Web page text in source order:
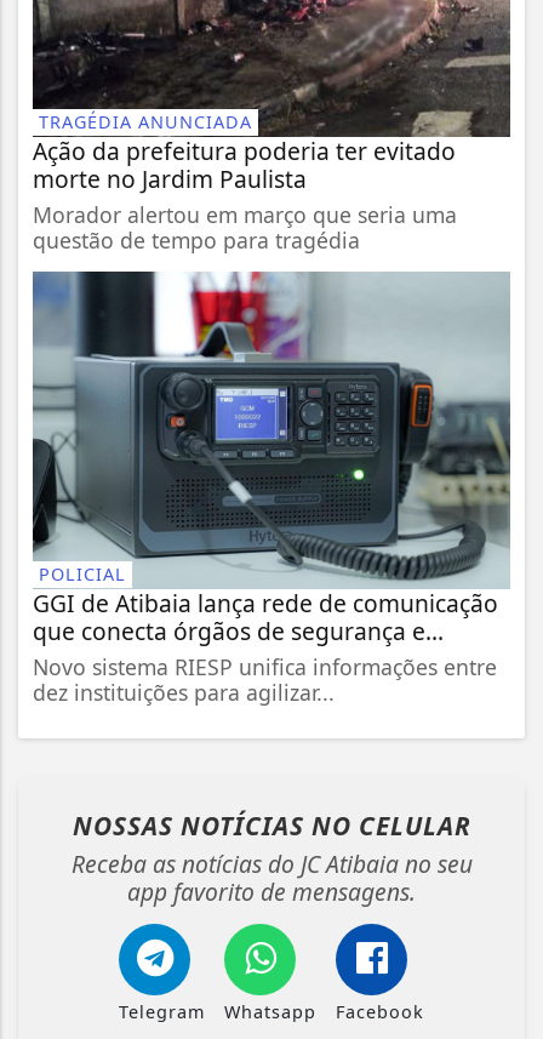
TRAGÉDIA ANUNCIADA
Ação da prefeitura poderia ter evitado
morte no Jardim Paulista
Morador alertou em março que seria uma
questão de tempo para tragédia
POLICIAL
GGI de Atibaia lança rede de comunicação
que conecta órgãos de segurança e...
Novo sistema RIESP unifica informações entre
dez instituições para agilizar...
NOSSAS NOTÍCIAS NO CELULAR
Receba as notícias do JC Atibaia no seu
app favorito de mensagens.
Telegram Whatsapp Facebook